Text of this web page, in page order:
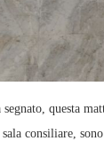
questa
consiliare,